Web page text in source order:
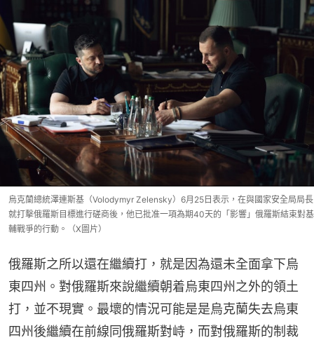
烏克蘭總統澤連斯基（Volodymyr Zelensky）6月25日表示，在與國家安全局局長
就打擊俄羅斯目標進行磋商後，他已批准一項為期40天的「影響」俄羅斯結束對基
輔戰爭的行動。（X圖片）
俄羅斯之所以還在繼續打，就是因為還未全面拿下烏
東四州。對俄羅斯來說繼續朝着烏東四州之外的領土
打，並不現實。最壞的情況可能是是烏克蘭失去烏東
四州後繼續在前線同俄羅斯對峙，而對俄羅斯的制裁